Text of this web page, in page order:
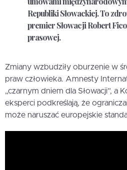
Republiki Słowackiej. To
premier Słowacji Robert
prasowej.
Zmiany wzbudziły oburzenie w
praw człowieka. Amnesty
„czarnym dniem dla Słowacji”, a
eksperci podkreślają, że
może naruszać europejskie